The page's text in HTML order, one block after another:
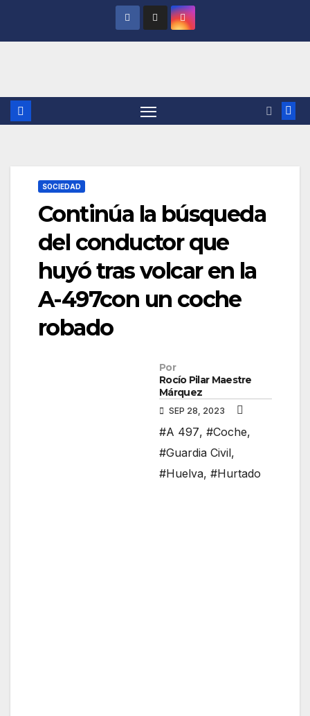
SOCIEDAD
Continúa la búsqueda
del conductor que
huyó tras volcar en la
A-497con un coche
robado
Por
Rocío Pilar Maestre
Márquez
SEP 28, 2023
#A 497, #Coche,
#Guardia Civil,
#Huelva, #Hurtado